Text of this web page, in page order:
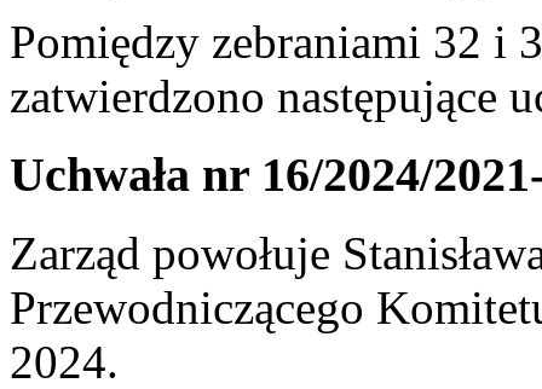
Pomiędzy zebraniami 32 i
zatwierdzono następujące
Uchwała nr 16/2024/
Zarząd powołuje
Przewodniczącego
2024.